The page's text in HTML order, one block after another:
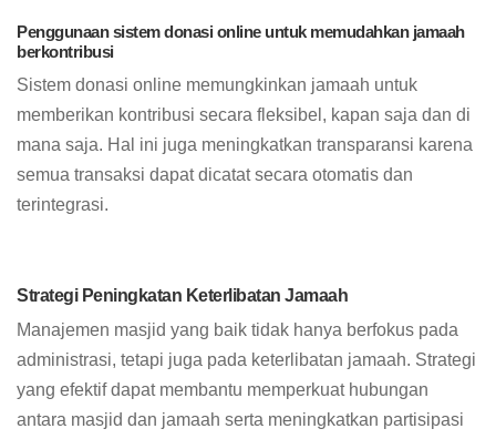
Penggunaan sistem donasi online untuk memudahkan jamaah
berkontribusi
Sistem donasi online memungkinkan jamaah untuk
memberikan kontribusi secara fleksibel, kapan saja dan di
mana saja. Hal ini juga meningkatkan transparansi karena
semua transaksi dapat dicatat secara otomatis dan
terintegrasi.
Strategi Peningkatan Keterlibatan Jamaah
Manajemen masjid yang baik tidak hanya berfokus pada
administrasi, tetapi juga pada keterlibatan jamaah. Strategi
yang efektif dapat membantu memperkuat hubungan
antara masjid dan jamaah serta meningkatkan partisipasi